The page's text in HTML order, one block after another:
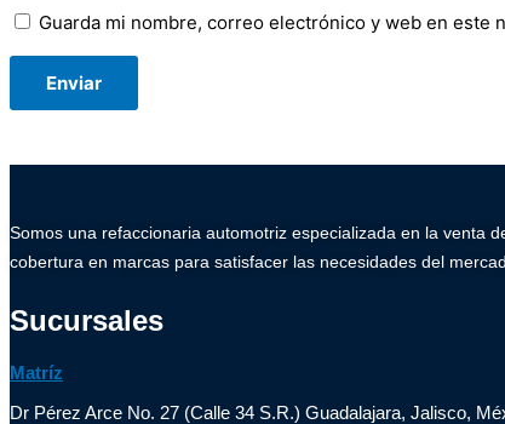
Guarda mi nombre, correo electrónico y web en este
Somos una refaccionaria automotriz especializada en la venta
cobertura en marcas para satisfacer las necesidades del
Sucursales
Matríz
Dr Pérez Arce No. 27 (Calle 34 S.R.) Guadalajara, Jalisco,